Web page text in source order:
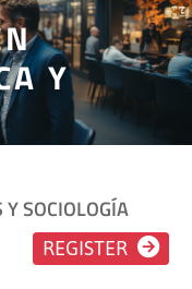
Y
SOCIOLOGÍA
REGISTER